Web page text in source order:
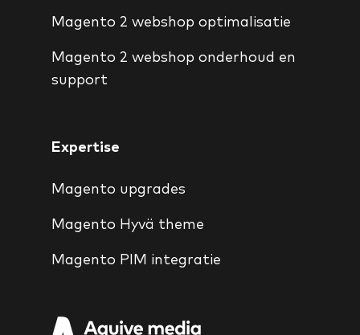
Magento 2 webshop optimalisatie
Magento 2 webshop onderhoud en
support
Expertise
Magento upgrades
Magento Hyvä theme
Magento PIM integratie